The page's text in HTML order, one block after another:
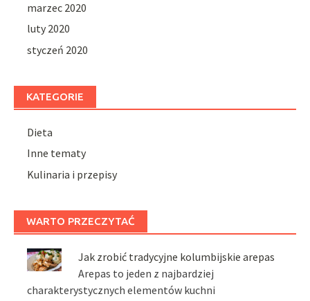
marzec 2020
luty 2020
styczeń 2020
KATEGORIE
Dieta
Inne tematy
Kulinaria i przepisy
WARTO PRZECZYTAĆ
Jak zrobić tradycyjne kolumbijskie arepas
Arepas to jeden z najbardziej
charakterystycznych elementów kuchni